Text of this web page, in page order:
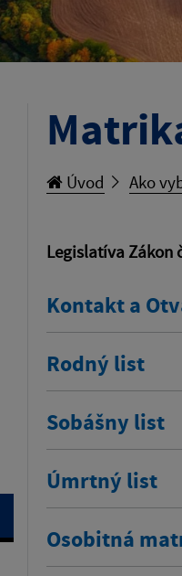
Úvod Ako
Legislatíva Zákon
Kontakt a
Rodný list
Sobášny list
Úmrtný list
Osobitná